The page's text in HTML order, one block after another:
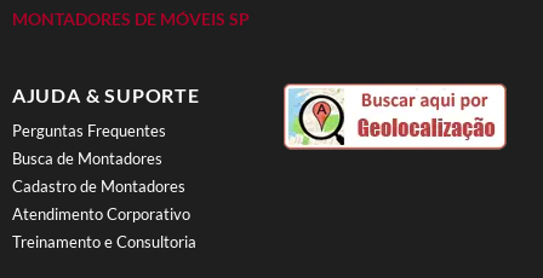
MONTADORES DE MÓVEIS SP
AJUDA & SUPORTE
Perguntas Frequentes
Busca de Montadores
Cadastro de Montadores
Atendimento Corporativo
Treinamento e Consultoria